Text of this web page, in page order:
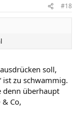
#18
soll,
ist zu schwammig.
denn überhaupt
Co,